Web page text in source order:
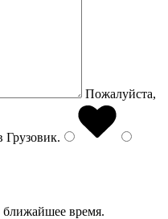
Пожалуйста,
Грузовик.
время.